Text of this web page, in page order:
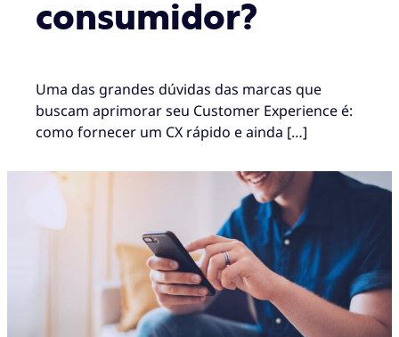
consumidor?
Uma das grandes dúvidas das marcas que
buscam aprimorar seu Customer Experience é:
como fornecer um CX rápido e ainda […]